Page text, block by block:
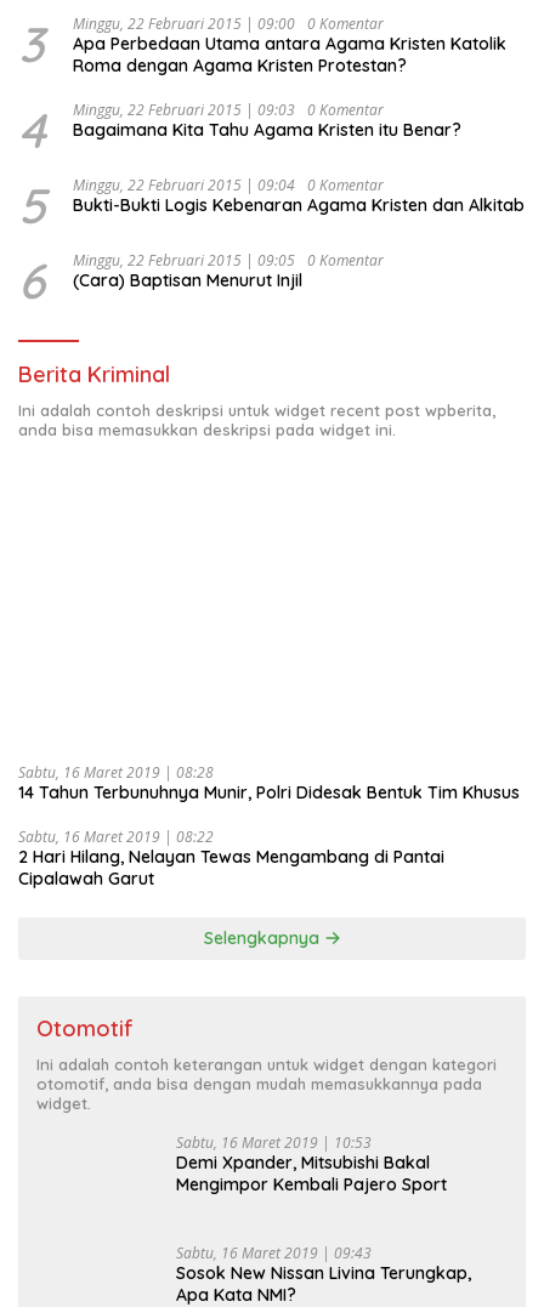
Indonesia Emas 2045”,
3 Minggu, 22 Februari 2015 | 09:00 0 Komentar
Apa Perbedaan Utama antara Agama Kristen Katolik
Roma dengan Agama Kristen Protestan?
4 Minggu, 22 Februari 2015 | 09:03 0 Komentar
Bagaimana Kita Tahu Agama Kristen itu Benar?
5 Minggu, 22 Februari 2015 | 09:04 0 Komentar
Bukti-Bukti Logis Kebenaran Agama Kristen dan Alkitab
6 Minggu, 22 Februari 2015 | 09:05 0 Komentar
(Cara) Baptisan Menurut Injil
Berita Kriminal
Ini adalah contoh deskripsi untuk widget recent post wpberita,
anda bisa memasukkan deskripsi pada widget ini.
Sabtu, 16 Maret 2019 | 08:28
14 Tahun Terbunuhnya Munir, Polri Didesak Bentuk Tim Khusus
Sabtu, 16 Maret 2019 | 08:22
2 Hari Hilang, Nelayan Tewas Mengambang di Pantai
Cipalawah Garut
Selengkapnya
Otomotif
Ini adalah contoh keterangan untuk widget dengan kategori
otomotif, anda bisa dengan mudah memasukkannya pada
widget.
Sabtu, 16 Maret 2019 | 10:53
Demi Xpander, Mitsubishi Bakal
Mengimpor Kembali Pajero Sport
Sabtu, 16 Maret 2019 | 09:43
Sosok New Nissan Livina Terungkap,
Apa Kata NMI?